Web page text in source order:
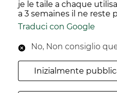
je le taiĺe a chaque
a 3 semaines il ne reste
Traduci con Google
No, Non consiglio
Inizialmente